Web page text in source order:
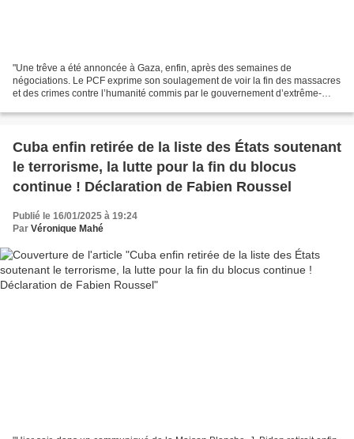
"Une trêve a été annoncée à Gaza, enfin, après des semaines de
négociations. Le PCF exprime son soulagement de voir la fin des massacres
et des crimes contre l’humanité commis par le gouvernement d’extrême-
Cuba enfin retirée de la liste des États soutenant
le terrorisme, la lutte pour la fin du blocus
continue ! Déclaration de Fabien Roussel
Publié le 16/01/2025 à 19:24
Par Véronique Mahé